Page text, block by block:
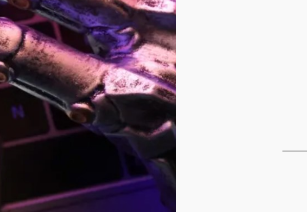
ن
إيه
آي”
سي
كو
ن
بحج
م
قر
ص
أغ
8,
202